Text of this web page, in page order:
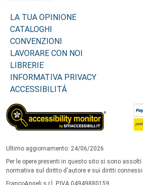
LA TUA OPINIONE
CATALOGHI
CONVENZIONI
LAVORARE CON NOI
LIBRERIE
INFORMATIVA PRIVACY
ACCESSIBILITÁ
Ultimo aggiornamento: 24/06/2026
Per le opere presenti in questo sito si sono
normativa sul diritto d'autore e sui diritti connessi.
FrancoAngeli s.r.l. P.IVA 04949880159